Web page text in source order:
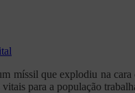
que explodiu na
para a população